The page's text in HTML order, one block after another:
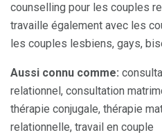
counselling pour les couples
travaille également avec les
les couples lesbiens, gays,
Aussi connu comme:
relationnel, consultation
thérapie conjugale, thérapie
relationnelle, travail en couple